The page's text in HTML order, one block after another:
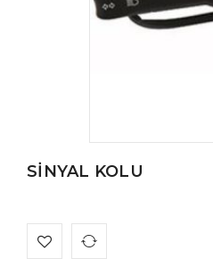
SİNYAL KOLU